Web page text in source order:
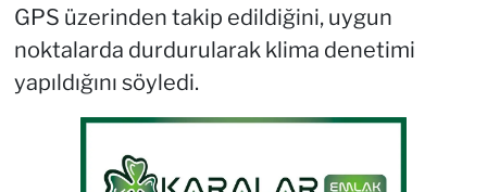
GPS üzerinden takip edildiğini, uygun
noktalarda durdurularak klima denetimi
yapıldığını söyledi.